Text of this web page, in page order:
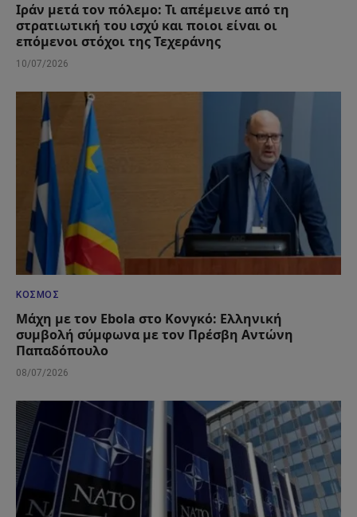
Ιράν μετά τον πόλεμο: Τι απέμεινε από τη
στρατιωτική του ισχύ και ποιοι είναι οι
επόμενοι στόχοι της Τεχεράνης
10/07/2026
ΚΌΣΜΟΣ
Μάχη με τον Ebola στο Κονγκό: Ελληνική
συμβολή σύμφωνα με τον Πρέσβη Αντώνη
Παπαδόπουλο
08/07/2026